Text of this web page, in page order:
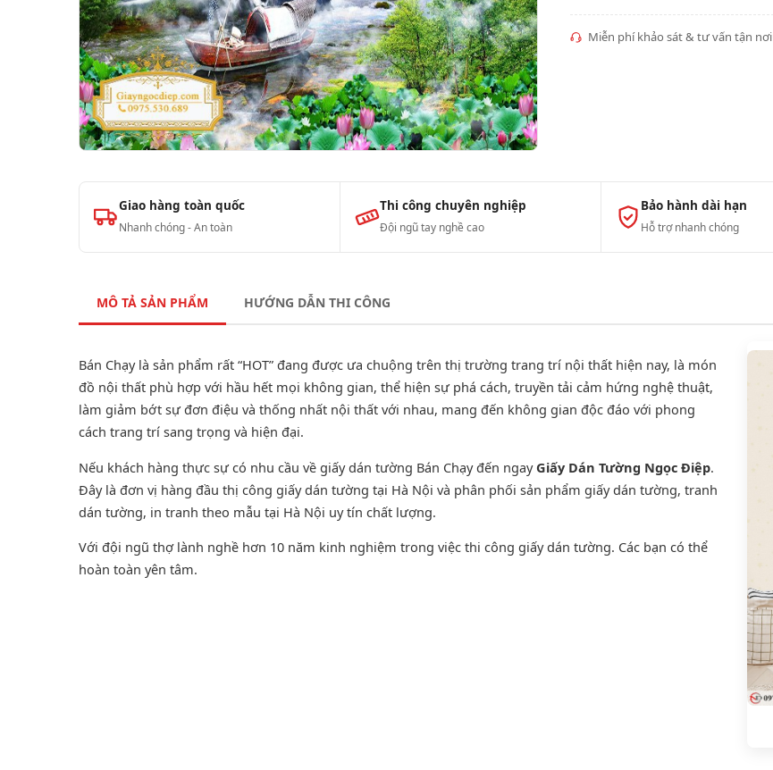
Miễn phí khảo sát & tư vấn tận nơi
Giao hàng toàn quốc
Nhanh chóng - An toàn
Thi công chuyên nghiệp
Đội ngũ tay nghề cao
Bảo hành dài hạn
Hỗ trợ nhanh chóng
MÔ TẢ SẢN PHẨM HƯỚNG DẪN THI CÔNG
Bán Chạy là sản phẩm rất “HOT” đang được ưa chuộng trên thị trường trang trí nội thất hiện nay, là món
đồ nội thất phù hợp với hầu hết mọi không gian, thể hiện sự phá cách, truyền tải cảm hứng nghệ thuật,
làm giảm bớt sự đơn điệu và thống nhất nội thất với nhau, mang đến không gian độc đáo với phong
cách trang trí sang trọng và hiện đại.
Nếu khách hàng thực sự có nhu cầu về giấy dán tường Bán Chạy đến ngayGiấy Dán Tường Ngọc Điệp.
Đây là đơn vị hàng đầu thị công giấy dán tường tại Hà Nội và phân phối sản phẩm giấy dán tường, tranh
dán tường, in tranh theo mẫu tại Hà Nội uy tín chất lượng.
Với đội ngũ thợ lành nghề hơn 10 năm kinh nghiệm trong việc thi công giấy dán tường. Các bạn có thể
hoàn toàn yên tâm.